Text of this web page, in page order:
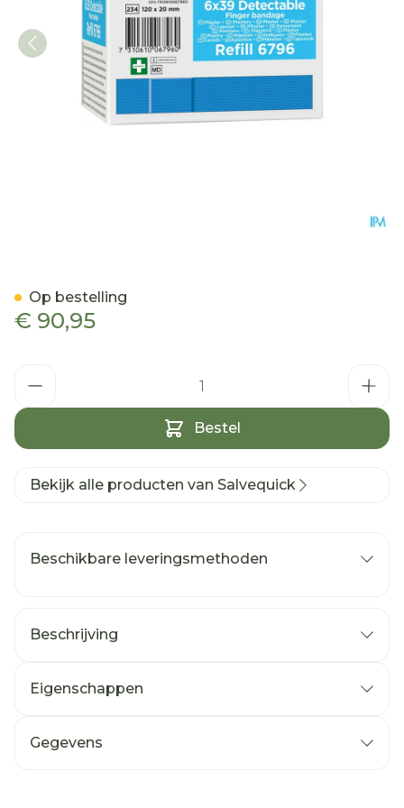
€ 90,95
Bestel
Op bestelling
Bekijk alle producten van Salvequick
Beschikbare leveringsmethoden
Beschrijving
Eigenschappen
Gegevens